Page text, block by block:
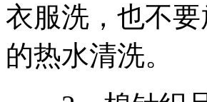
衣服洗，也不
的热水清洗。